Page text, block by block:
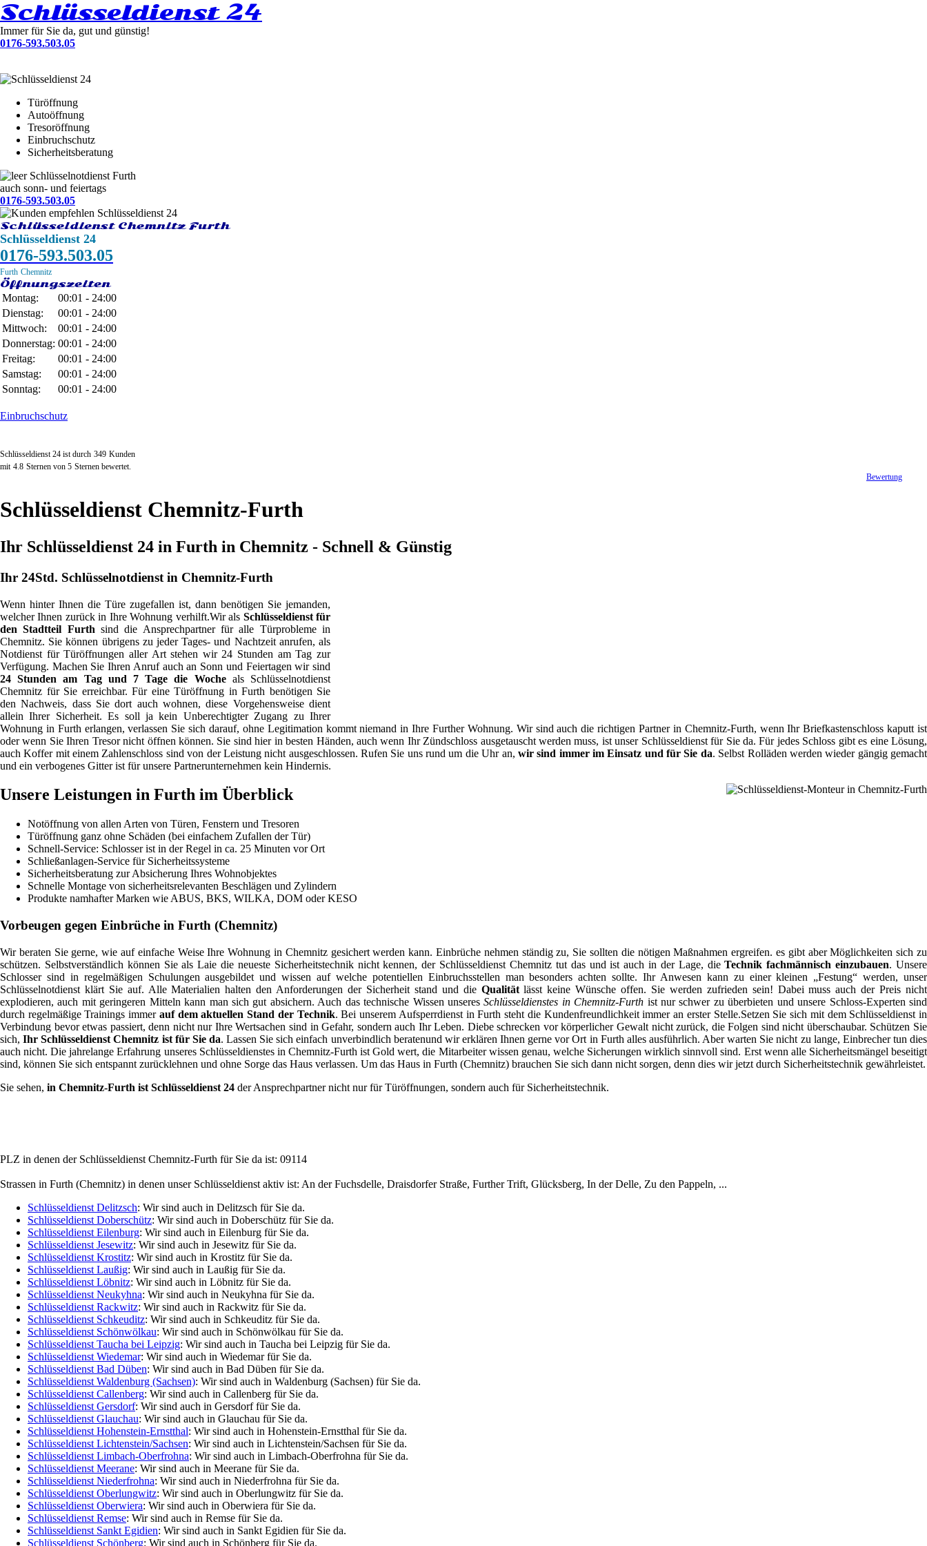
Schlüsseldienst 24
Immer für Sie da, gut und günstig!
0176-593.503.05
Türöffnung
Autoöffnung
Tresoröffnung
Einbruchschutz
Sicherheitsberatung
Schlüsselnotdienst Furth
auch sonn- und feiertags
0176-593.503.05
Schlüsseldienst Chemnitz Furth
Schlüsseldienst 24
0176-593.503.05
Furth Chemnitz
Öffnungszeiten
Montag:
00:01 - 24:00
Dienstag:
00:01 - 24:00
Mittwoch:
00:01 - 24:00
Donnerstag: 00:01 - 24:00
Freitag:
00:01 - 24:00
Samstag:
00:01 - 24:00
Sonntag:
00:01 - 24:00
Einbruchschutz
Schlüsseldienst 24 ist durch 349 Kunden
mit 4.8 Sternen von 5 Sternen bewertet.
Bewertung
Schlüsseldienst Chemnitz-Furth
Ihr Schlüsseldienst 24 in Furth in Chemnitz - Schnell & Günstig
Ihr 24Std. Schlüsselnotdienst in Chemnitz-Furth
Wenn hinter Ihnen die Türe zugefallen ist, dann benötigen Sie jemanden,
welcher Ihnen zurück in Ihre Wohnung verhilft.Wir als Schlüsseldienst für
den Stadtteil Furth sind die Ansprechpartner für alle Türprobleme in
Chemnitz. Sie können übrigens zu jeder Tages- und Nachtzeit anrufen, als
Notdienst für Türöffnungen aller Art stehen wir 24 Stunden am Tag zur
Verfügung. Machen Sie Ihren Anruf auch an Sonn und Feiertagen wir sind
24 Stunden am Tag und 7 Tage die Wocheals Schlüsselnotdienst
Chemnitz für Sie erreichbar. Für eine Türöffnung in Furth benötigen Sie
den Nachweis, dass Sie dort auch wohnen, diese Vorgehensweise dient
allein Ihrer Sicherheit. Es soll ja kein Unberechtigter Zugang zu Ihrer
Wohnung in Furth erlangen, verlassen Sie sich darauf, ohne Legitimation kommt niemand in Ihre Further Wohnung. Wir sind auch die richtigen Partner in Chemnitz-Furth, wenn Ihr Briefkastenschloss kaputt ist
oder wenn Sie Ihren Tresor nicht öffnen können. Sie sind hier in besten Händen, auch wenn Ihr Zündschloss ausgetauscht werden muss, ist unser Schlüsseldienst für Sie da. Für jedes Schloss gibt es eine Lösung,
auch Koffer mit einem Zahlenschloss sind von der Leistung nicht ausgeschlossen. Rufen Sie uns rund um die Uhr an, wir sind immer im Einsatz und für Sie da. Selbst Rolläden werden wieder gängig gemacht
und ein verbogenes Gitter ist für unsere Partnerunternehmen kein Hindernis.
Unsere Leistungen in Furth im Überblick
Notöffnung von allen Arten von Türen, Fenstern und Tresoren
Türöffnung ganz ohne Schäden (bei einfachem Zufallen der Tür)
Schnell-Service: Schlosser ist in der Regel in ca. 25 Minuten vor Ort
Schließanlagen-Service für Sicherheitssysteme
Sicherheitsberatung zur Absicherung Ihres Wohnobjektes
Schnelle Montage von sicherheitsrelevanten Beschlägen und Zylindern
Produkte namhafter Marken wie ABUS, BKS, WILKA, DOM oder KESO
Vorbeugen gegen Einbrüche in Furth (Chemnitz)
Wir beraten Sie gerne, wie auf einfache Weise Ihre Wohnung in Chemnitz gesichert werden kann. Einbrüche nehmen ständig zu, Sie sollten die nötigen Maßnahmen ergreifen. es gibt aber Möglichkeiten sich zu
schützen. Selbstverständlich können Sie als Laie die neueste Sicherheitstechnik nicht kennen, der Schlüsseldienst Chemnitz tut das und ist auch in der Lage, dieTechnik fachmännisch einzubauen. Unsere
Schlosser sind in regelmäßigen Schulungen ausgebildet und wissen auf welche potentiellen Einbruchsstellen man besonders achten sollte. Ihr Anwesen kann zu einer kleinen „Festung“ werden, unser
Schlüsselnotdienst klärt Sie auf. Alle Materialien halten den Anforderungen der Sicherheit stand und die Qualitätlässt keine Wünsche offen. Sie werden zufrieden sein! Dabei muss auch der Preis nicht
explodieren, auch mit geringeren Mitteln kann man sich gut absichern. Auch das technische Wissen unseresSchlüsseldienstes in Chemnitz-Furth ist nur schwer zu überbieten und unsere Schloss-Experten sind
durch regelmäßige Trainings immer auf dem aktuellen Stand der Technik. Bei unserem Aufsperrdienst in Furth steht die Kundenfreundlichkeit immer an erster Stelle.Setzen Sie sich mit dem Schlüsseldienst in
Verbindung bevor etwas passiert, denn nicht nur Ihre Wertsachen sind in Gefahr, sondern auch Ihr Leben. Diebe schrecken vor körperlicher Gewalt nicht zurück, die Folgen sind nicht überschaubar. Schützen Sie
sich,Ihr Schlüsseldienst Chemnitz ist für Sie da. Lassen Sie sich einfach unverbindlich beratenund wir erklären Ihnen gerne vor Ort in Furth alles ausführlich. Aber warten Sie nicht zu lange, Einbrecher tun dies
auch nicht. Die jahrelange Erfahrung unseres Schlüsseldienstes in Chemnitz-Furth ist Gold wert, die Mitarbeiter wissen genau, welche Sicherungen wirklich sinnvoll sind. Erst wenn alle Sicherheitsmängel beseitigt
sind, können Sie sich entspannt zurücklehnen und ohne Sorge das Haus verlassen. Um das Haus in Furth (Chemnitz) brauchen Sie sich dann nicht sorgen, denn dies wir jetzt durch Sicherheitstechnik gewährleistet.
Sie sehen, in Chemnitz-Furth ist Schlüsseldienst 24 der Ansprechpartner nicht nur für Türöffnungen, sondern auch für Sicherheitstechnik.
PLZ in denen der Schlüsseldienst Chemnitz-Furth für Sie da ist: 09114
Strassen in Furth (Chemnitz) in denen unser Schlüsseldienst aktiv ist: An der Fuchsdelle, Draisdorfer Straße, Further Trift, Glücksberg, In der Delle, Zu den Pappeln, ...
Schlüsseldienst Delitzsch: Wir sind auch in Delitzsch für Sie da.
Schlüsseldienst Doberschütz: Wir sind auch in Doberschütz für Sie da.
Schlüsseldienst Eilenburg: Wir sind auch in Eilenburg für Sie da.
Schlüsseldienst Jesewitz: Wir sind auch in Jesewitz für Sie da.
Schlüsseldienst Krostitz: Wir sind auch in Krostitz für Sie da.
Schlüsseldienst Laußig: Wir sind auch in Laußig für Sie da.
Schlüsseldienst Löbnitz: Wir sind auch in Löbnitz für Sie da.
Schlüsseldienst Neukyhna: Wir sind auch in Neukyhna für Sie da.
Schlüsseldienst Rackwitz: Wir sind auch in Rackwitz für Sie da.
Schlüsseldienst Schkeuditz: Wir sind auch in Schkeuditz für Sie da.
Schlüsseldienst Schönwölkau: Wir sind auch in Schönwölkau für Sie da.
Schlüsseldienst Taucha bei Leipzig: Wir sind auch in Taucha bei Leipzig für Sie da.
Schlüsseldienst Wiedemar: Wir sind auch in Wiedemar für Sie da.
Schlüsseldienst Bad Düben: Wir sind auch in Bad Düben für Sie da.
Schlüsseldienst Waldenburg (Sachsen): Wir sind auch in Waldenburg (Sachsen) für Sie da.
Schlüsseldienst Callenberg: Wir sind auch in Callenberg für Sie da.
Schlüsseldienst Gersdorf: Wir sind auch in Gersdorf für Sie da.
Schlüsseldienst Glauchau: Wir sind auch in Glauchau für Sie da.
Schlüsseldienst Hohenstein-Ernstthal: Wir sind auch in Hohenstein-Ernstthal für Sie da.
Schlüsseldienst Lichtenstein/Sachsen: Wir sind auch in Lichtenstein/Sachsen für Sie da.
Schlüsseldienst Limbach-Oberfrohna: Wir sind auch in Limbach-Oberfrohna für Sie da.
Schlüsseldienst Meerane: Wir sind auch in Meerane für Sie da.
Schlüsseldienst Niederfrohna: Wir sind auch in Niederfrohna für Sie da.
Schlüsseldienst Oberlungwitz: Wir sind auch in Oberlungwitz für Sie da.
Schlüsseldienst Oberwiera: Wir sind auch in Oberwiera für Sie da.
Schlüsseldienst Remse: Wir sind auch in Remse für Sie da.
Schlüsseldienst Sankt Egidien: Wir sind auch in Sankt Egidien für Sie da.
Schlüsseldienst Schönberg: Wir sind auch in Schönberg für Sie da.